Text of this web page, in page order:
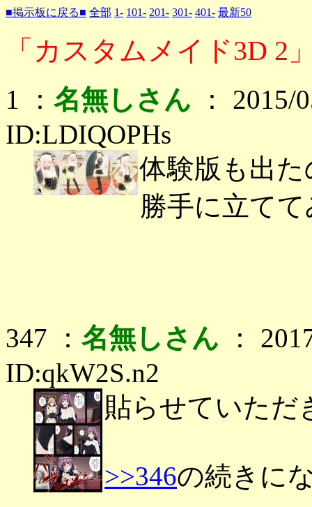
■掲示板に戻る■ 全部 1- 101- 201- 301- 401- 最新50
「カスタムメイド3D 2
1 ： 名無しさん ： 2015/
ID:LDIQOPHs
体験版も出た
勝手に立て
347 ： 名無しさん ：
ID:qkW2S.n2
貼らせていただ
>>346の続きに